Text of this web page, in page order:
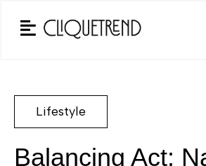
Lifestyle
Balancing Act: